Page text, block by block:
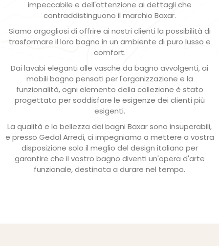
impeccabile e dell'attenzione ai dettagli che
contraddistinguono il marchio Baxar.
Siamo orgogliosi di offrire ai nostri clienti la possibilità di
trasformare il loro bagno in un ambiente di puro lusso e
comfort.
Dai lavabi eleganti alle vasche da bagno avvolgenti, ai
mobili bagno pensati per l'organizzazione e la
funzionalità, ogni elemento della collezione è stato
progettato per soddisfare le esigenze dei clienti più
esigenti.
La qualità e la bellezza dei bagni Baxar sono insuperabili,
e presso Gedal Arredi, ci impegniamo a mettere a vostra
disposizione solo il meglio del design italiano per
garantire che il vostro bagno diventi un'opera d'arte
funzionale, destinata a durare nel tempo.